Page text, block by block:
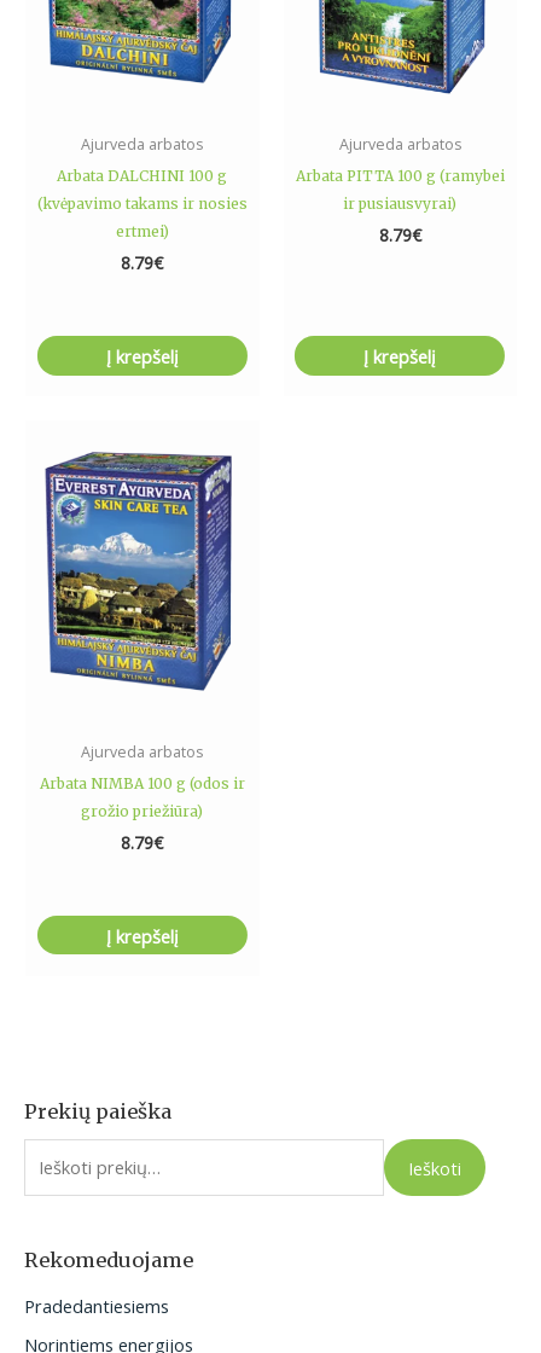
Prekių paieška
I
e
o
Ieškoti
Rekomeduojame
Pradedantiesiems
Norintiems energijos
Ajurveda arbatos
Arbata DALCHINI 100 g
(kvėpavimo takams ir nosies
ertmei)
8.79€
Į krepšelį
Ajurveda arbatos
Arbata PITTA 100 g (ramybei
ir pusiausvyrai)
8.79€
Į krepšelį
Ajurveda arbatos
Arbata NIMBA 100 g (odos ir
grožio priežiūra)
8.79€
Į krepšelį